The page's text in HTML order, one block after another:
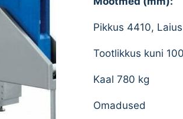
Pikkus 4410,
Tootlikkus kuni
Kaal 780 kg
Omadused